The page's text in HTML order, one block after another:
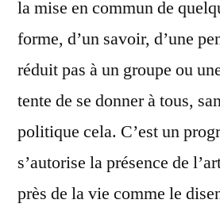
la mise en commun de
forme, d’un savoir, d’une
réduit pas à un groupe ou
tente de se donner à tous,
politique cela. C’est un
s’autorise la présence de
près de la vie comme le